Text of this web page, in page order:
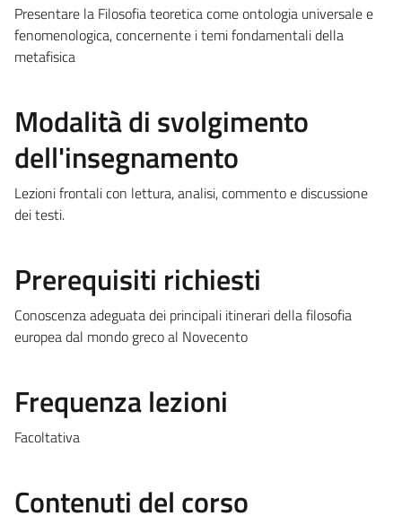
Presentare la Filosofia teoretica come ontologia universale e
fenomenologica, concernente i temi fondamentali della
metafisica
Modalità di svolgimento
dell'insegnamento
Lezioni frontali con lettura, analisi, commento e discussione
dei testi.
Prerequisiti richiesti
Conoscenza adeguata dei principali itinerari della filosofia
europea dal mondo greco al Novecento
Frequenza lezioni
Facoltativa
Contenuti del corso